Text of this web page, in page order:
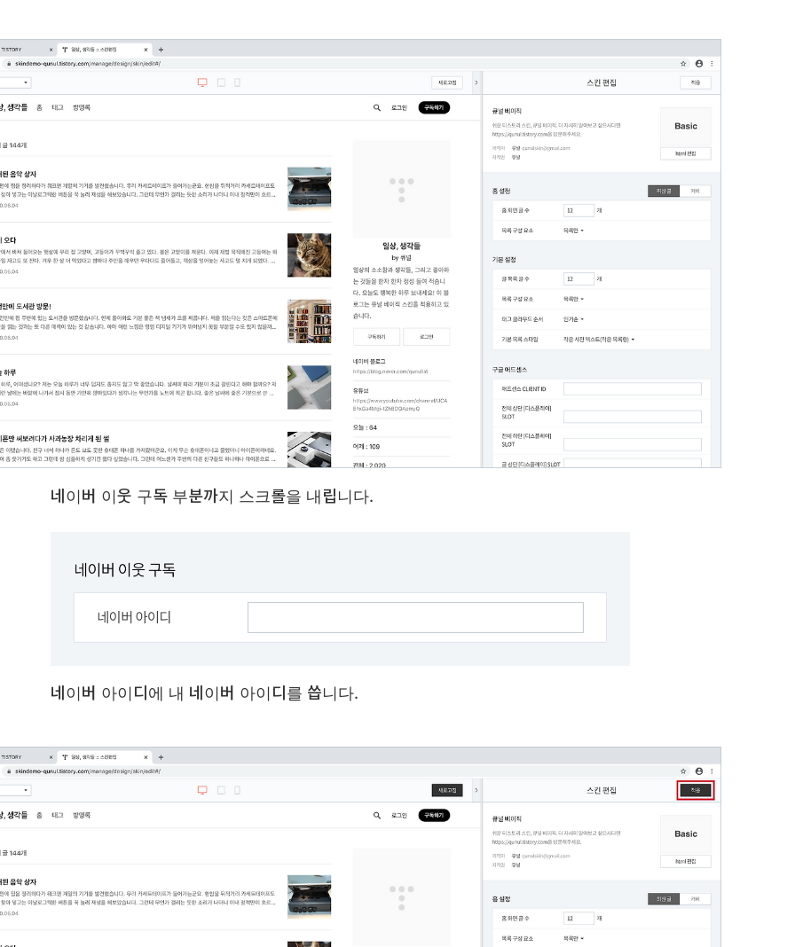
네이버 이웃 구독 부분까지 스크롤을 내립니다.
네이버 아이디에 내 네이버 아이디를 씁니다.